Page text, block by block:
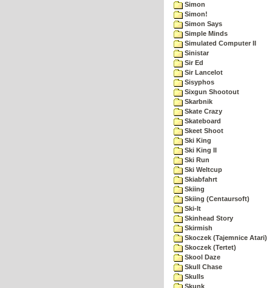
Simon
Simon!
Simon Says
Simple Minds
Simulated Computer II
Sinistar
Sir Ed
Sir Lancelot
Sisyphos
Sixgun Shootout
Skarbnik
Skate Crazy
Skateboard
Skeet Shoot
Ski King
Ski King II
Ski Run
Ski Weltcup
Skiabfahrt
Skiing
Skiing (Centaursoft)
Ski-It
Skinhead Story
Skirmish
Skoczek (Tajemnice Atari)
Skoczek (Tertet)
Skool Daze
Skull Chase
Skulls
Skunk